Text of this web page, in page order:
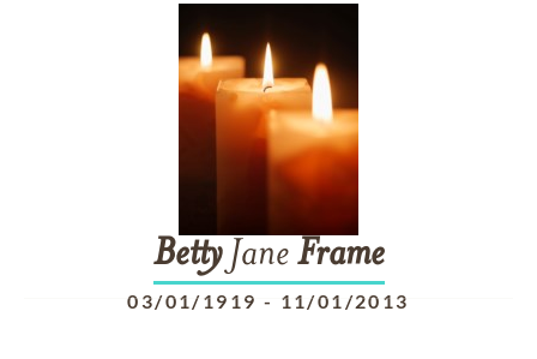
BettyJane Frame
03/01/1919 - 11/01/2013